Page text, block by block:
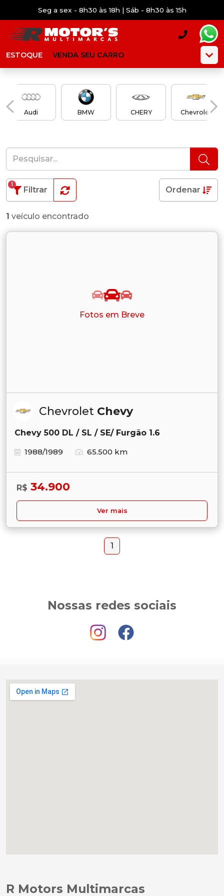
Seg a sex - 8h30 às 18h | Sáb - 8h30 às 15h
ESTOQUE VENDA SEU CARRO
Audi BMW CHERY Chevrolet
Filtrar
1
Ordenar
1 veículo encontrado
Fotos em Breve
Chevrolet Chevy
Chevy 500 DL / SL / SE/ Furgão 1.6
1988/1989
65.500 km
R$ 34.900
Ver mais
1
Nossas redes sociais
R Motors Multimarcas